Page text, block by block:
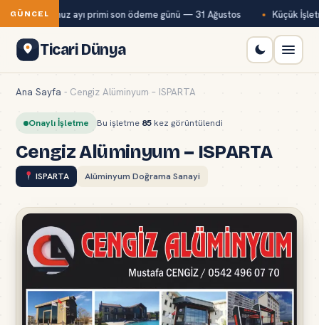
GÜNCEL
Kur temmuz ayı primi son ödeme günü — 31 Ağustos Küçük
Ticari Dünya
Ana Sayfa - Cengiz Alüminyum – ISPARTA
Onaylı İşletme Bu işletme 85 kez görüntülendi
Cengiz Alüminyum – ISPARTA
ISPARTA Alüminyum Doğrama Sanayi